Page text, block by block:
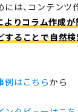
は、コンテンツ
りコラム作成が
することで自然
例はこちらから